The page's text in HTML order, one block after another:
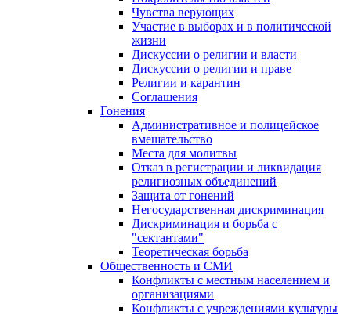
Чувства верующих
Участие в выборах и в политической
жизни
Дискуссии о религии и власти
Дискуссии о религии и праве
Религии и карантин
Соглашения
Гонения
Административное и полицейское
вмешательство
Места для молитвы
Отказ в регистрации и ликвидация
религиозных объединений
Защита от гонений
Негосударственная дискриминация
Дискриминация и борьба с
"сектантами"
Теоретическая борьба
Общественность и СМИ
Конфликты с местным населением и
организациями
Конфликты с учреждениями культуры